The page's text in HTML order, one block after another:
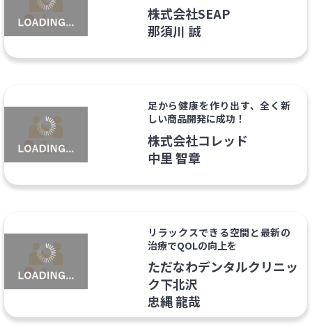
株式会社SEAP
那須川 誠
足から健康を作り出す、全く新
しい商品開発に成功！
株式会社コレッド
中里 智章
リラックスできる空間と最新の
治療でQOLの向上を
ただなわデンタルクリニッ
ク下北沢
忠縄 龍哉